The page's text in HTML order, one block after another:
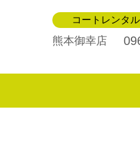
コートレンタ
熊本御幸店